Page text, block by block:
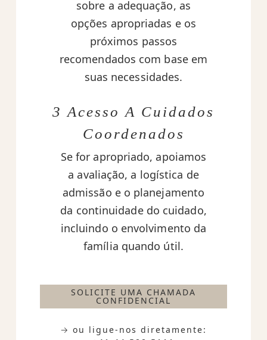
sobre a adequação, as
opções apropriadas e os
próximos passos
recomendados com base em
suas necessidades.
3 Acesso A Cuidados
Coordenados
Se for apropriado, apoiamos
a avaliação, a logística de
admissão e o planejamento
da continuidade do cuidado,
incluindo o envolvimento da
família quando útil.
SOLICITE UMA CHAMADA
CONFIDENCIAL
→ ou ligue-nos diretamente: